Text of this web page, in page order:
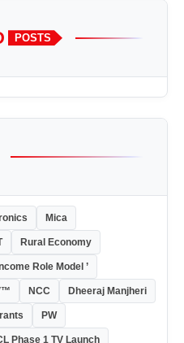
POSTS
Mica
Rural Economy
Role Model ’
NCC Dheeraj Manjheri
PW
Phase 1 TV Launch